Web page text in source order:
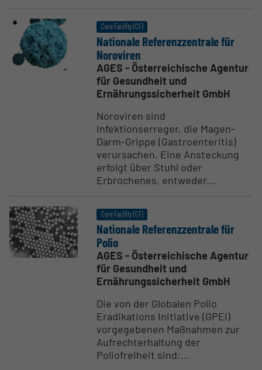
Core Facility (CF)
Nationale Referenz­zen­trale für
Noroviren
AGES - Österreichische Agentur
für Gesundheit und
Ernährungssicherheit GmbH
Noroviren sind
Infektionserreger, die Magen-
Darm-Grippe (Gastroenteritis)
verursachen. Eine Ansteckung
erfolgt über Stuhl oder
Erbrochenes, entweder...
Core Facility (CF)
Nationale Referenz­zen­trale für
Polio
AGES - Österreichische Agentur
für Gesundheit und
Ernährungssicherheit GmbH
Die von der Globalen Polio
Eradikations Initiative (GPEI)
vorgegebenen Maßnahmen zur
Aufrechterhaltung der
Poliofreiheit sind:...